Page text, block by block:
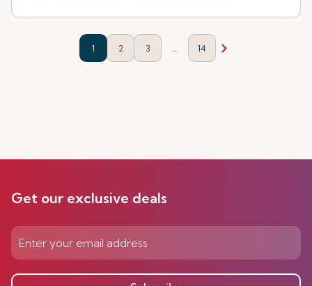
1 2 3 14
Get our exclusive deals